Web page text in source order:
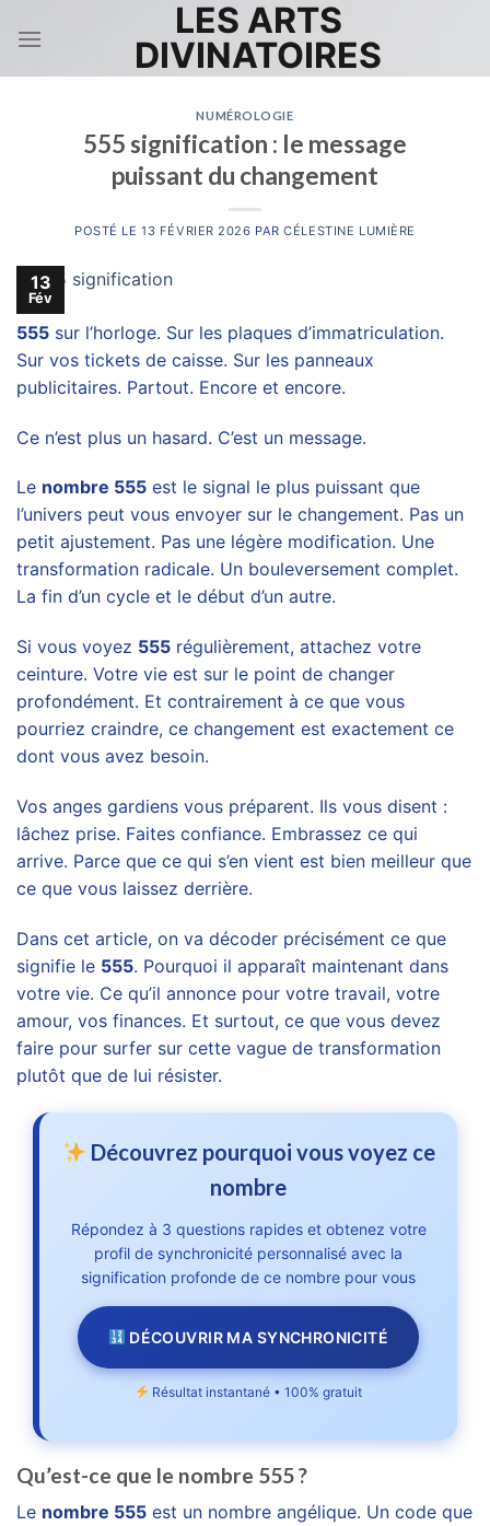
LES ARTS
DIVINATOIRES
NUMÉROLOGIE
555 signification : le message
puissant du changement
POSTÉ LE13 FÉVRIER 2026 PARCÉLESTINE LUMIÈRE
13
Fév
555 sur l’horloge. Sur les plaques d’immatriculation.
Sur vos tickets de caisse. Sur les panneaux
publicitaires. Partout. Encore et encore.
Ce n’est plus un hasard. C’est un message.
Le nombre 555 est le signal le plus puissant que
l’univers peut vous envoyer sur le changement. Pas un
petit ajustement. Pas une légère modification. Une
transformation radicale. Un bouleversement complet.
La fin d’un cycle et le début d’un autre.
Si vous voyez 555 régulièrement, attachez votre
ceinture. Votre vie est sur le point de changer
profondément. Et contrairement à ce que vous
pourriez craindre, ce changement est exactement ce
dont vous avez besoin.
Vos anges gardiens vous préparent. Ils vous disent :
lâchez prise. Faites confiance. Embrassez ce qui
arrive. Parce que ce qui s’en vient est bien meilleur que
ce que vous laissez derrière.
Dans cet article, on va décoder précisément ce que
signifie le 555. Pourquoi il apparaît maintenant dans
votre vie. Ce qu’il annonce pour votre travail, votre
amour, vos finances. Et surtout, ce que vous devez
faire pour surfer sur cette vague de transformation
plutôt que de lui résister.
Découvrez pourquoi vous voyez ce
nombre
Répondez à 3 questions rapides et obtenez votre
profil de synchronicité personnalisé avec la
signification profonde de ce nombre pour vous
DÉCOUVRIR MA SYNCHRONICITÉ
Résultat instantané • 100% gratuit
Qu’est-ce que le nombre 555 ?
Le nombre 555 est un nombre angélique. Un code que